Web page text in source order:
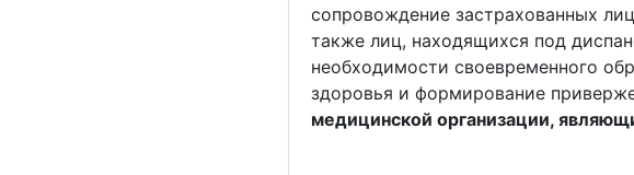
сопровождение застрахованных
также лиц, находящихся под
необходимости своевременного
здоровья и формирование
медицинской организации,